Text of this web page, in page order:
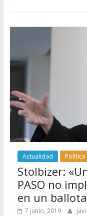
Actualidad Política
Stolbizer:
PASO no
en un
7 junio, 2019 javi